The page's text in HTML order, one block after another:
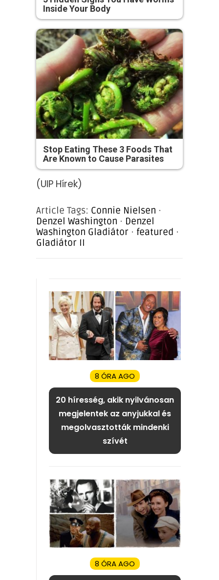
Inside Your Body
Stop Eating These 3 Foods That
Are Known to Cause Parasites
(UIP Hírek)
Article Tags: Connie Nielsen ·
Denzel Washington · Denzel
Washington Gladiátor · featured ·
Gladiátor II
8 ÓRA AGO
20 híresség, akik nyilvánosan
megjelentek az anyjukkal és
megolvasztották mindenki
szívét
8 ÓRA AGO